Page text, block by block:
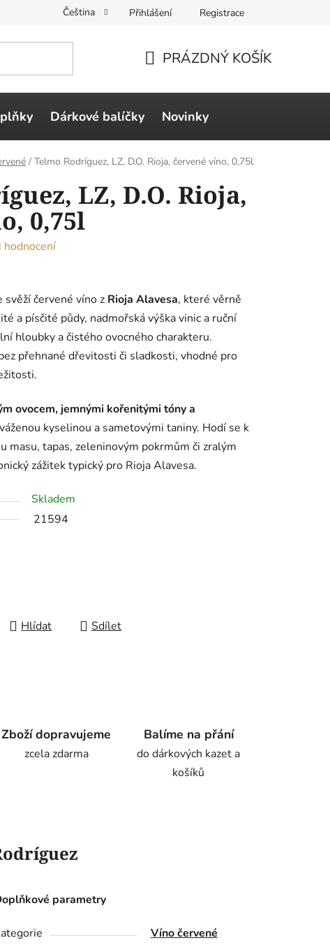
Čeština Přihlášení Registrace
KOŠÍK
PRÁZDNÝ KOŠÍK
Dárkové balíčky Novinky
/ Telmo Rodríguez, LZ, D.O. Rioja, červené víno, 0,75l
LZ, D.O. Rioja,
0,75l
hodnocení
svěží červené víno z Rioja Alavesa, které věrně
a písčité půdy, nadmořská výška vinic a ruční
hloubky a čistého ovocného charakteru.
přehnané dřevitosti či sladkosti, vhodné pro
ovocem, jemnými kořenitými tóny a
kyselinou a sametovými taniny. Hodí se k
masu, tapas, zeleninovým pokrmům či zralým
zážitek typický pro Rioja Alavesa.
Skladem
21594
Hlídat Sdílet
Zboží dopravujeme
zcela zdarma
Balíme na přání
do dárkových kazet a
košíků
parametry
Víno červené